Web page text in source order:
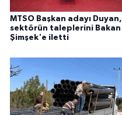
MTSO Başkan adayı Duyan,
sektörün taleplerini Bakan
Şimşek'e iletti
ÜLKE GÜNDEMİ
YEREL
Yerel Haberler